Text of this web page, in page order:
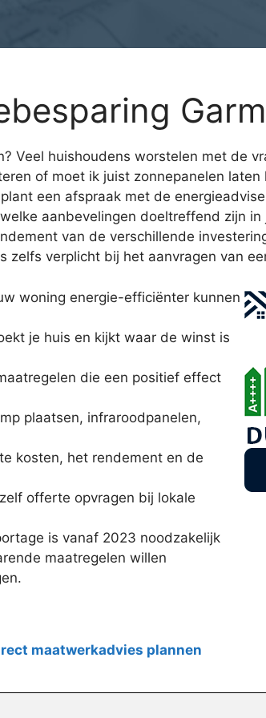
Veel huishoudens worstelen met de
of moet ik juist zonnepanelen
een afspraak met de
aanbevelingen doeltreffend zijn
van de verschillende
zelfs verplicht bij het aanvragen van
woning energie-efficiënter kunnen
je huis en kijkt waar de winst is
die een positief effect
plaatsen, infraroodpanelen,
kosten, het rendement en de
offerte opvragen bij lokale
is vanaf 2023 noodzakelijk
maatregelen willen
maatwerkadvies plannen